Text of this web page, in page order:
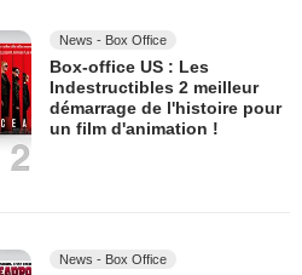
News - Box Office
Box-office US : Les
Indestructibles 2 meilleur
démarrage de l'histoire pour
un film d'animation !
News - Box Office